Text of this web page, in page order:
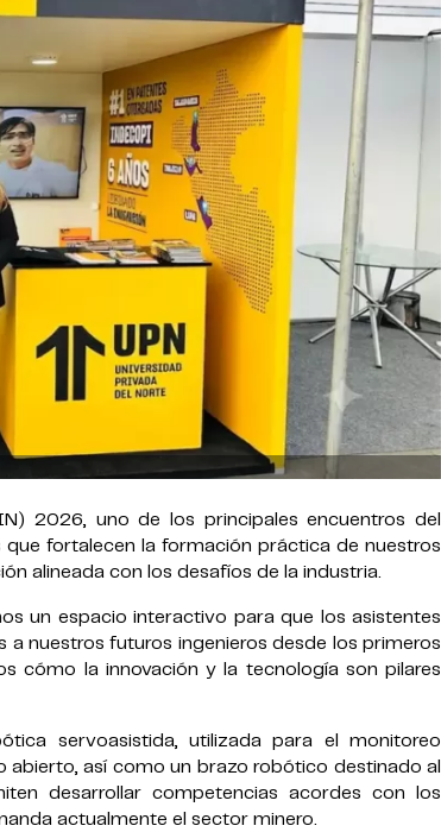
2026, uno de los principales encuentros del
fortalecen la formación práctica de nuestros
alineada con los desafíos de la industria.
un espacio interactivo para que los asistentes
nuestros futuros ingenieros desde los primeros
cómo la innovación y la tecnología son pilares
servoasistida, utilizada para el monitoreo
así como un brazo robótico destinado al
desarrollar competencias acordes con los
actualmente el sector minero.